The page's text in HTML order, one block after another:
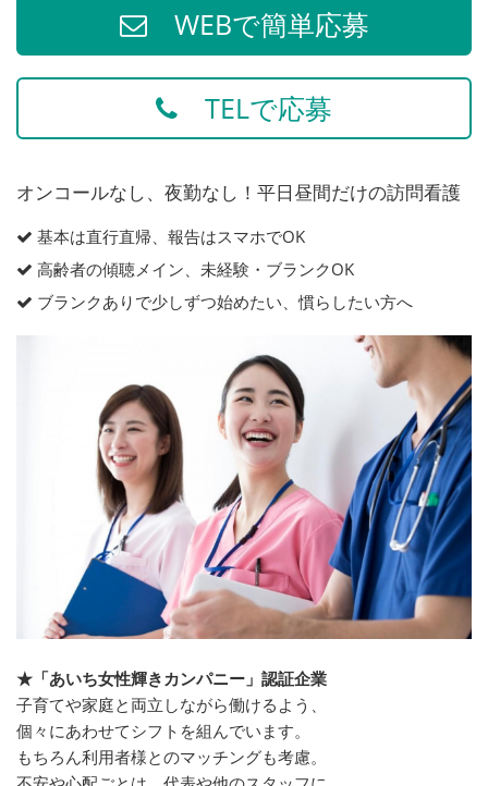
WEBで簡単応募
TELで応募
オンコールなし、夜勤なし！平日昼間だけの訪問看護
基本は直行直帰、報告はスマホでOK
高齢者の傾聴メイン、未経験・ブランクOK
ブランクありで少しずつ始めたい、慣らしたい方へ
★「あいち女性輝きカンパニー」認証企業
子育てや家庭と両立しながら働けるよう、
個々にあわせてシフトを組んでいます。
もちろん利用者様とのマッチングも考慮。